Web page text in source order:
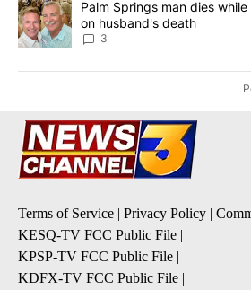
A trending article titled "Palm Springs
Palm Springs man dies
on husband's death
3
Terms of Service | Privacy Policy |
KESQ-TV FCC Public File |
KPSP-TV FCC Public File |
KDFX-TV FCC Public File |